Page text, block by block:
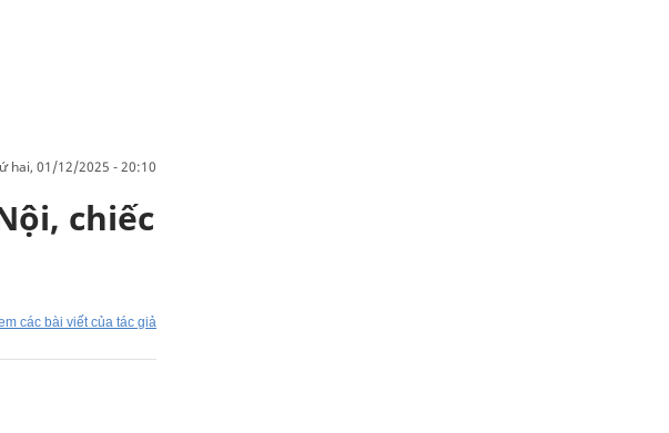
hai, 01/12/2025 - 20:10
chiếc
các bài viết của tác giả